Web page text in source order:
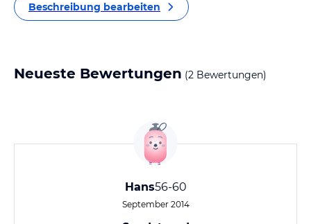
Beschreibung bearbeiten
Neueste Bewertungen (2 Bewertungen)
Hans56-60
September 2014